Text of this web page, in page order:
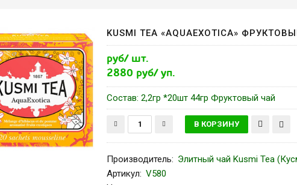
KUSMI TEA «AQUAEXOTICA»
руб/ шт.
2880 руб/ уп.
Состав: 2,2гр *20шт 44гр Фруктовый чай
Производитель: Элитный чай Kusmi Tea
Артикул: V580